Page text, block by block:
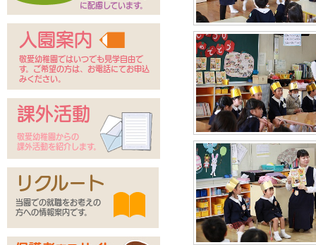
に配慮しています。
入園案内
敬愛幼稚園ではいつでも見学自由で
す。ご希望の方は、お電話にてお申込
みください。
課外活動
敬愛幼稚園からの
課外活動を紹介します。
リクルート
当園での就職をお考えの
方への情報案内です。